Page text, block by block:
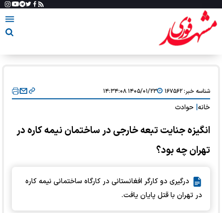
شناسه خبر:۱۶۷۵۶۲ ۱۴۰۵/۰۱/۲۳ ۱۴:۳۴:۰۸
خانه حوادث
انگیزه جنایت تبعه خارجی در ساختمان نیمه کاره در
تهران چه بود؟
درگیری دو کارگر افغانستانی در کارگاه ساختمانی نیمه کاره
در تهران با قتل پایان یافت.